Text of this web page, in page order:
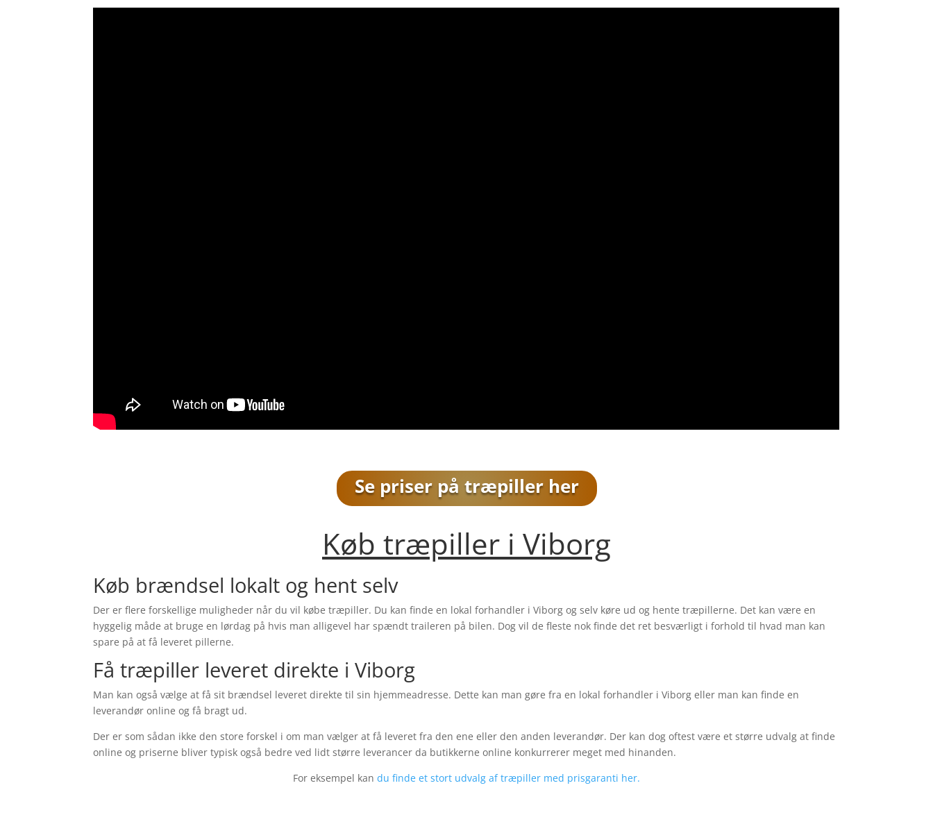
Se priser på træpiller her
Køb træpiller i Viborg
Køb brændsel lokalt og hent selv
Der er flere forskellige muligheder når du vil købe træpiller. Du kan finde en lokal forhandler iViborg og selv køre ud og hente træpillerne. Det kan være en
hyggelig måde at bruge en lørdag på hvis man alligevel har spændt traileren på bilen. Dog vil de fleste nok finde det ret besværligt i forhold til hvad man kan
spare på at få leveret pillerne.
Få træpiller leveret direkte iViborg
Man kan også vælge at få sit brændsel leveret direkte til sin hjemmeadresse. Dette kan man gøre fra en lokal forhandler iViborg eller man kan finde en
leverandør online og få bragt ud.
Der er som sådan ikke den store forskel i om man vælger at få leveret fra den ene eller den anden leverandør. Der kan dog oftest være et større udvalg at finde
online og priserne bliver typisk også bedre ved lidt større leverancer da butikkerne online konkurrerer meget med hinanden.
For eksempel kan du finde et stort udvalg af træpiller med prisgaranti her.